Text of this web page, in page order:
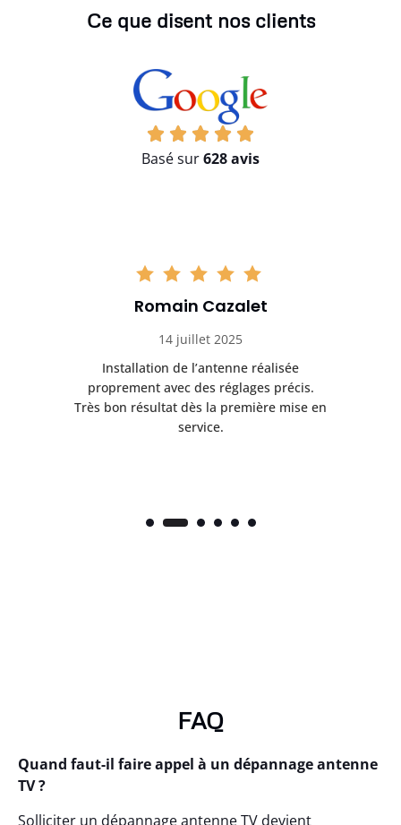
Ce que disent nos clients
Basé sur628 avis
Romain Cazalet
14 juillet 2025
Installation de l’antenne réalisée
proprement avec des réglages précis.
Très bon résultat dès la première mise en
service.
FAQ
Quand faut-il faire appel à un dépannage antenne
TV ?
Solliciter un dépannage antenne TV devient